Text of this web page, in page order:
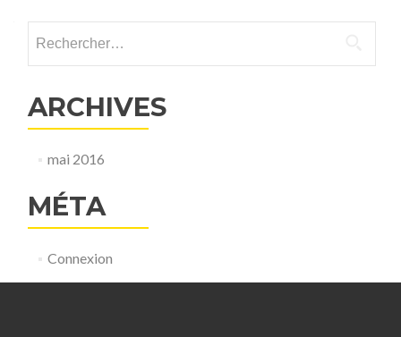
ARCHIVES
mai 2016
MÉTA
Connexion